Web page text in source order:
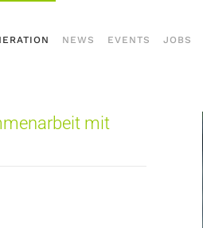
NEWS EVENTS JOBS
mit